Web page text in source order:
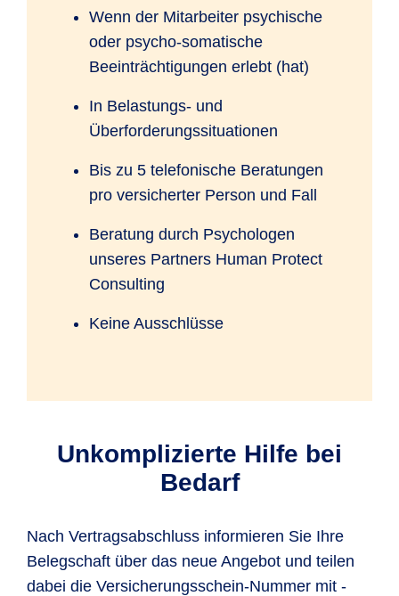
Wenn der Mitarbeiter psychische
oder psycho-somatische
Beeinträchtigungen erlebt (hat)
In Belastungs- und
Überforderungssituationen
Bis zu 5 telefonische Beratungen
pro versicherter Person und Fall
Beratung durch Psychologen
unseres Partners Human Protect
Consulting
Keine Ausschlüsse
Unkomplizierte Hilfe bei
Bedarf
Nach Vertragsabschluss informieren Sie Ihre
Belegschaft über das neue Angebot und teilen
dabei die Versicherungsschein-Nummer mit -